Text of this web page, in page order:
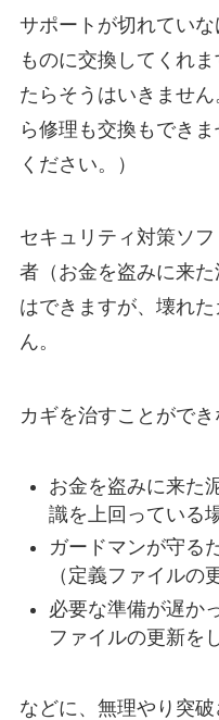
サポートが切れてい
ものに交換してくれ
たらそうはいきませ
ら修理も交換もでき
ください。）
セキュリティ対策ソ
者（お金を盗みに来
はできますが、壊れ
ん。
カギを治すことができ
お金を盗みに来た
識を上回っている
ガードマンが守る
（定義ファイルの
必要な準備が遅か
ファイルの更新を
などに、無理やり突破